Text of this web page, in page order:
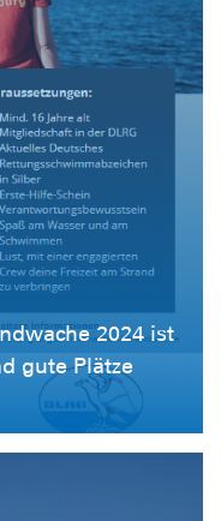
2024 ist
gute Plätze